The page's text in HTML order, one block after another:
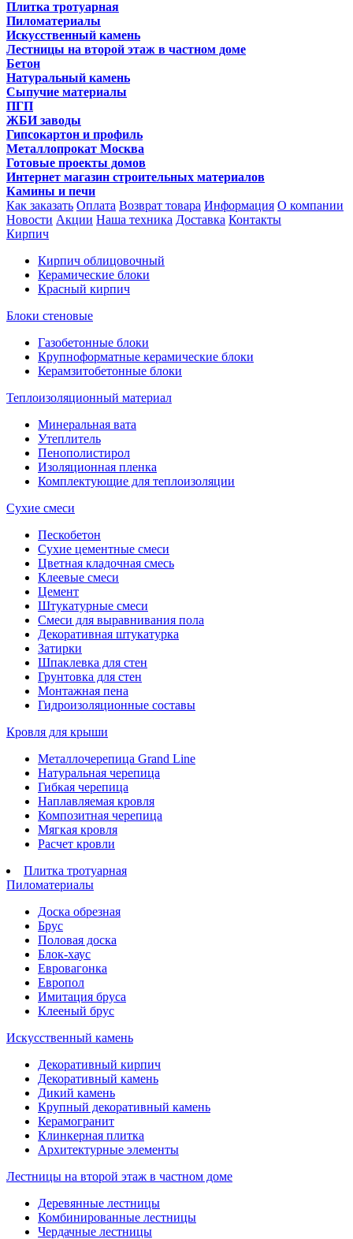
Плитка тротуарная
Пиломатериалы
Искусственный камень
Лестницы на второй этаж в частном доме
Бетон
Натуральный камень
Сыпучие материалы
ПГП
ЖБИ заводы
Гипсокартон и профиль
Металлопрокат Москва
Готовые проекты домов
Интернет магазин строительных материалов
Камины и печи
Как заказать Оплата Возврат товара Информация О компании
Новости Акции Наша техника Доставка Контакты
Кирпич
Кирпич облицовочный
Керамические блоки
Красный кирпич
Блоки стеновые
Газобетонные блоки
Крупноформатные керамические блоки
Керамзитобетонные блоки
Теплоизоляционный материал
Минеральная вата
Утеплитель
Пенополистирол
Изоляционная пленка
Комплектующие для теплоизоляции
Сухие смеси
Пескобетон
Сухие цементные смеси
Цветная кладочная смесь
Клеевые смеси
Цемент
Штукатурные смеси
Смеси для выравнивания пола
Декоративная штукатурка
Затирки
Шпаклевка для стен
Грунтовка для стен
Монтажная пена
Гидроизоляционные составы
Кровля для крыши
Металлочерепица Grand Line
Натуральная черепица
Гибкая черепица
Наплавляемая кровля
Композитная черепица
Мягкая кровля
Расчет кровли
Плитка тротуарная
Пиломатериалы
Доска обрезная
Брус
Половая доска
Блок-хаус
Евровагонка
Европол
Имитация бруса
Клееный брус
Искусственный камень
Декоративный кирпич
Декоративный камень
Дикий камень
Крупный декоративный камень
Керамогранит
Клинкерная плитка
Архитектурные элементы
Лестницы на второй этаж в частном доме
Деревянные лестницы
Комбинированные лестницы
Чердачные лестницы